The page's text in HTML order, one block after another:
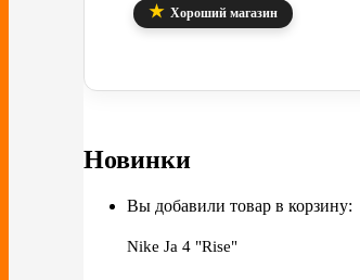
★ Хороший магазин
Новинки
Вы добавили товар в корзину:
Nike Ja 4 "Rise"